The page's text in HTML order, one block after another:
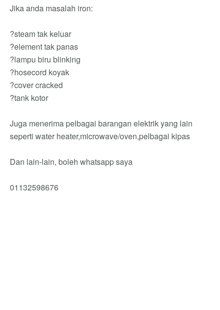
Jika anda masalah iron:
?steam tak keluar
?element tak panas
?lampu biru blinking
?hosecord koyak
?cover cracked
?tank kotor
Juga menerima pelbagai barangan elektrik yang lain
seperti water heater,microwave/oven,pelbagai kipas
Dan lain-lain, boleh whatsapp saya
01132598676